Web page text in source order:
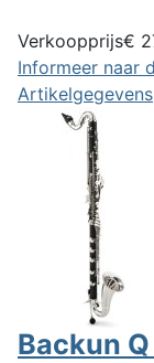
Verkoopprijs€
Informeer naar
Artikelgegevens
Backun